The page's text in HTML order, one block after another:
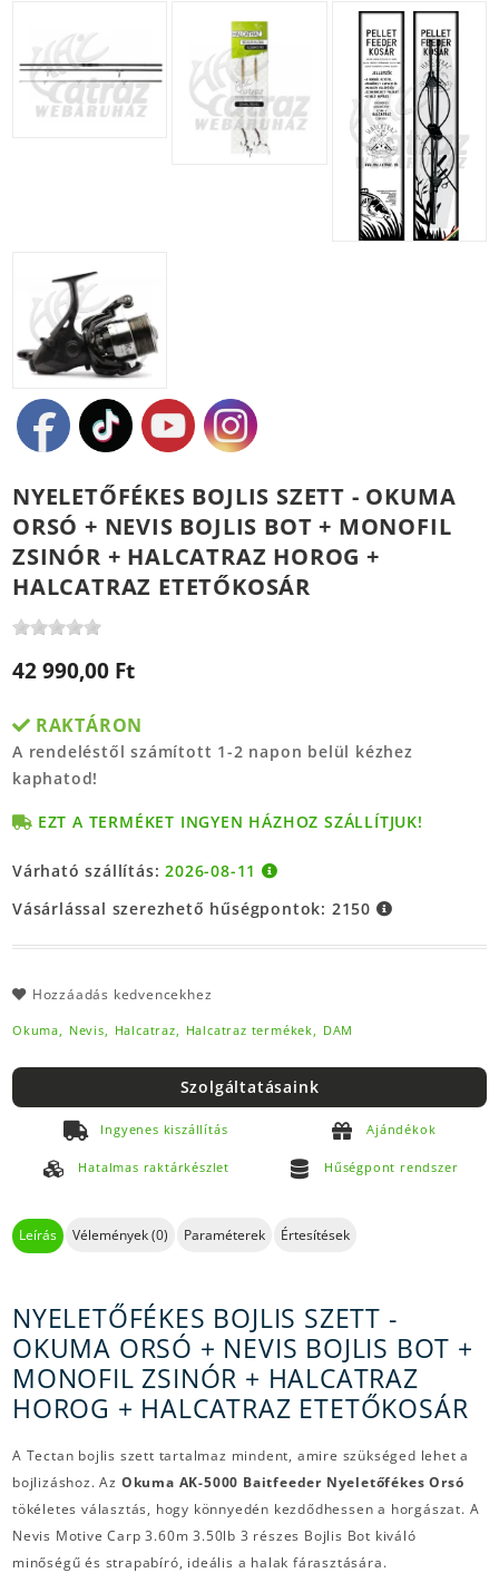
NYELETŐFÉKES BOJLIS SZETT - OKUMA
ORSÓ + NEVIS BOJLIS BOT + MONOFIL
ZSINÓR + HALCATRAZ HOROG +
HALCATRAZ ETETŐKOSÁR
42 990,00 Ft
RAKTÁRON
A rendeléstől számított 1-2 napon belül kézhez
kaphatod!
EZT A TERMÉKET INGYEN HÁZHOZ SZÁLLÍTJUK!
Várható szállítás:2026-08-11
Vásárlással szerezhető hűségpontok: 2150
Hozzáadás kedvencekhez
Okuma, Nevis, Halcatraz, Halcatraz termékek, DAM
Szolgáltatásaink
Ingyenes kiszállítás Ajándékok
Hatalmas raktárkészlet Hűségpont rendszer
Leírás Vélemények (0) Paraméterek Értesítések
NYELETŐFÉKES BOJLIS SZETT -
OKUMA ORSÓ + NEVIS BOJLIS BOT +
MONOFIL ZSINÓR + HALCATRAZ
HOROG + HALCATRAZ ETETŐKOSÁR
A Tectan bojlis szett tartalmaz mindent, amire szükséged lehet a
bojlizáshoz. Az Okuma AK-5000 Baitfeeder Nyeletőfékes Orsó
tökéletes választás, hogy könnyedén kezdődhessen a horgászat. A
Nevis Motive Carp 3.60m 3.50lb 3 részes Bojlis Bot kiváló
minőségű és strapabíró, ideális a halak fárasztására.